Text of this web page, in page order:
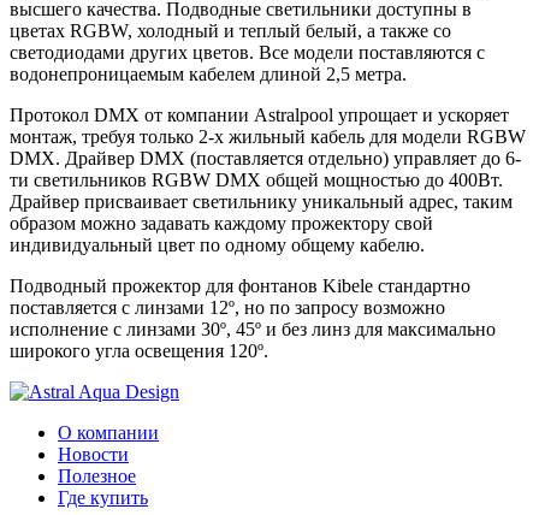
высшего качества. Подводные светильники доступны в
цветах RGBW, холодный и теплый белый, а также со
светодиодами других цветов. Все модели поставляются с
водонепроницаемым кабелем длиной 2,5 метра.
Протокол DMX от компании Astralpool упрощает и ускоряет
монтаж, требуя только 2-х жильный кабель для модели RGBW
DMX. Драйвер DMХ (поставляется отдельно) управляет до 6-
ти светильников RGBW DMX общей мощностью до 400Вт.
Драйвер присваивает светильнику уникальный адрес, таким
образом можно задавать каждому прожектору свой
индивидуальный цвет по одному общему кабелю.
Подводный прожектор для фонтанов Kibele стандартно
поставляется с линзами 12º, но по запросу возможно
исполнение с линзами 30º, 45º и без линз для максимально
широкого угла освещения 120º.
О компании
Новости
Полезное
Где купить